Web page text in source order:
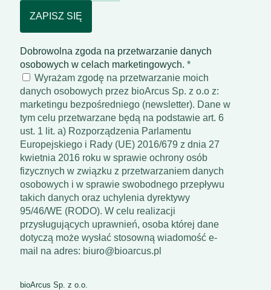
Dobrowolna zgoda na przetwarzanie danych
osobowych w celach marketingowych. *
danych osobowych przez bioArcus Sp. z o.o z:
marketingu bezpośredniego (newsletter). Dane w
tym celu przetwarzane będą na podstawie art. 6
ust. 1 lit. a) Rozporządzenia Parlamentu
Europejskiego i Rady (UE) 2016/679 z dnia 27
kwietnia 2016 roku w sprawie ochrony osób
fizycznych w związku z przetwarzaniem danych
osobowych i w sprawie swobodnego przepływu
takich danych oraz uchylenia dyrektywy
95/46/WE (RODO). W celu realizacji
przysługujących uprawnień, osoba której dane
dotyczą może wysłać stosowną wiadomość e-
mail na adres: biuro@bioarcus.pl
bioArcus Sp. z o.o.